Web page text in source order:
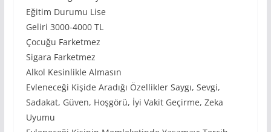
Eğitim Durumu Lise
Geliri 3000-4000 TL
Çocuğu Farketmez
Sigara Farketmez
Alkol Kesinlikle Almasın
Evleneceği Kişide Aradığı Özellikler Saygı, Sevgi,
Sadakat, Güven, Hoşgörü, İyi Vakit Geçirme, Zeka
Uyumu